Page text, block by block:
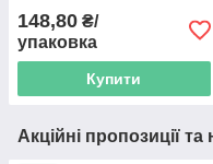
148,80 ₴/
упаковка
Купити
Акційні пропозиції